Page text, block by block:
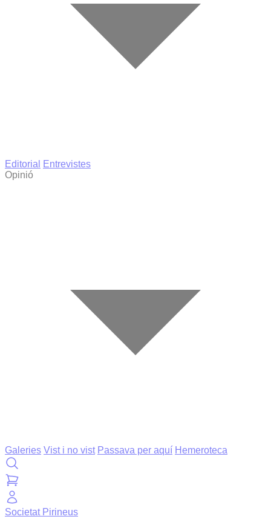
Editorial
Entrevistes
Opinió
Galeries Vist i no vist Passava per aquí Hemeroteca
Societat Pirineus